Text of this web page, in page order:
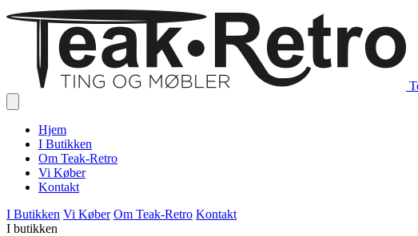
Hjem
I Butikken
Om Teak-Retro
Vi Køber
Kontakt
I Butikken Vi Køber Om Teak-Retro Kontakt
I butikken